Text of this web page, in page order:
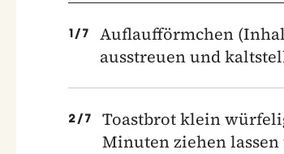
1/7
Auflaufförmchen
ausstreuen und
2/7
Toastbrot klein
Minuten ziehen